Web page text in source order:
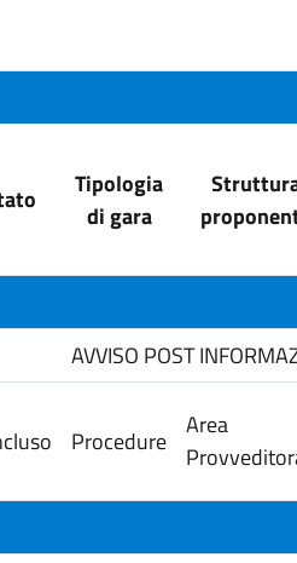
Tipologia
di gara
AVVISO POST
Procedure
Area